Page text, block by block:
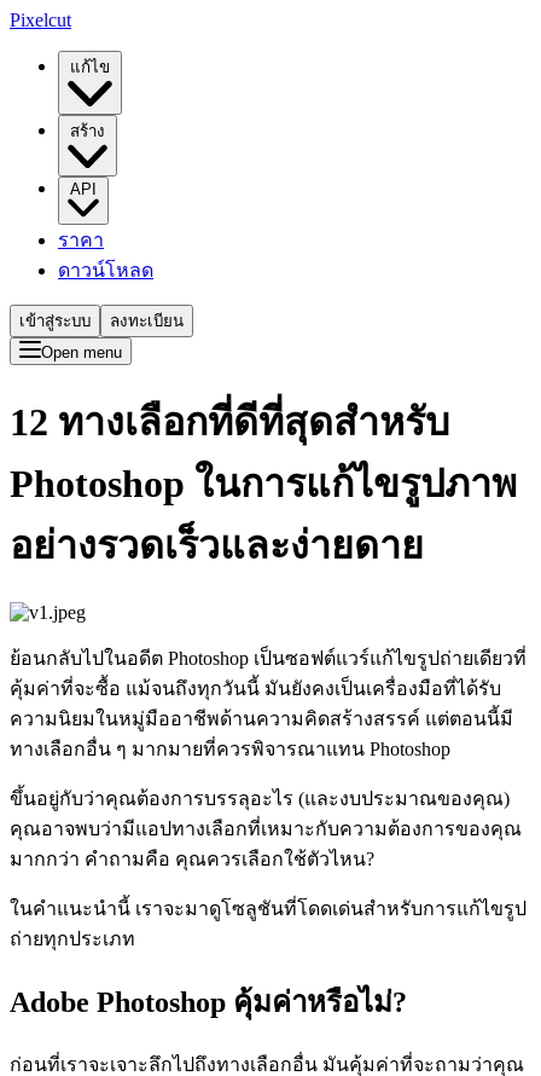
Pixelcut
แก้ไข
สร้าง
API
ราคา
ดาวน์โหลด
เข้าสู่ระบบ
ลงทะเบียน
Open menu
12 ทางเลือกที่ดีที่สุดสำหรับ
Photoshop ในการแก้ไขรูปภาพ
อย่างรวดเร็วและง่ายดาย
ย้อนกลับไปในอดีต Photoshop เป็นซอฟต์แวร์แก้ไขรูปถ่ายเดียวที่
คุ้มค่าที่จะซื้อ แม้จนถึงทุกวันนี้ มันยังคงเป็นเครื่องมือที่ได้รับ
ความนิยมในหมู่มืออาชีพด้านความคิดสร้างสรรค์ แต่ตอนนี้มี
ทางเลือกอื่น ๆ มากมายที่ควรพิจารณาแทน Photoshop
ขึ้นอยู่กับว่าคุณต้องการบรรลุอะไร (และงบประมาณของคุณ)
คุณอาจพบว่ามีแอปทางเลือกที่เหมาะกับความต้องการของคุณ
มากกว่า คำถามคือ คุณควรเลือกใช้ตัวไหน?
ในคำแนะนำนี้ เราจะมาดูโซลูชันที่โดดเด่นสำหรับการแก้ไขรูป
ถ่ายทุกประเภท
Adobe Photoshop คุ้มค่าหรือไม่?
ก่อนที่เราจะเจาะลึกไปถึงทางเลือกอื่น มันคุ้มค่าที่จะถามว่าคุณ